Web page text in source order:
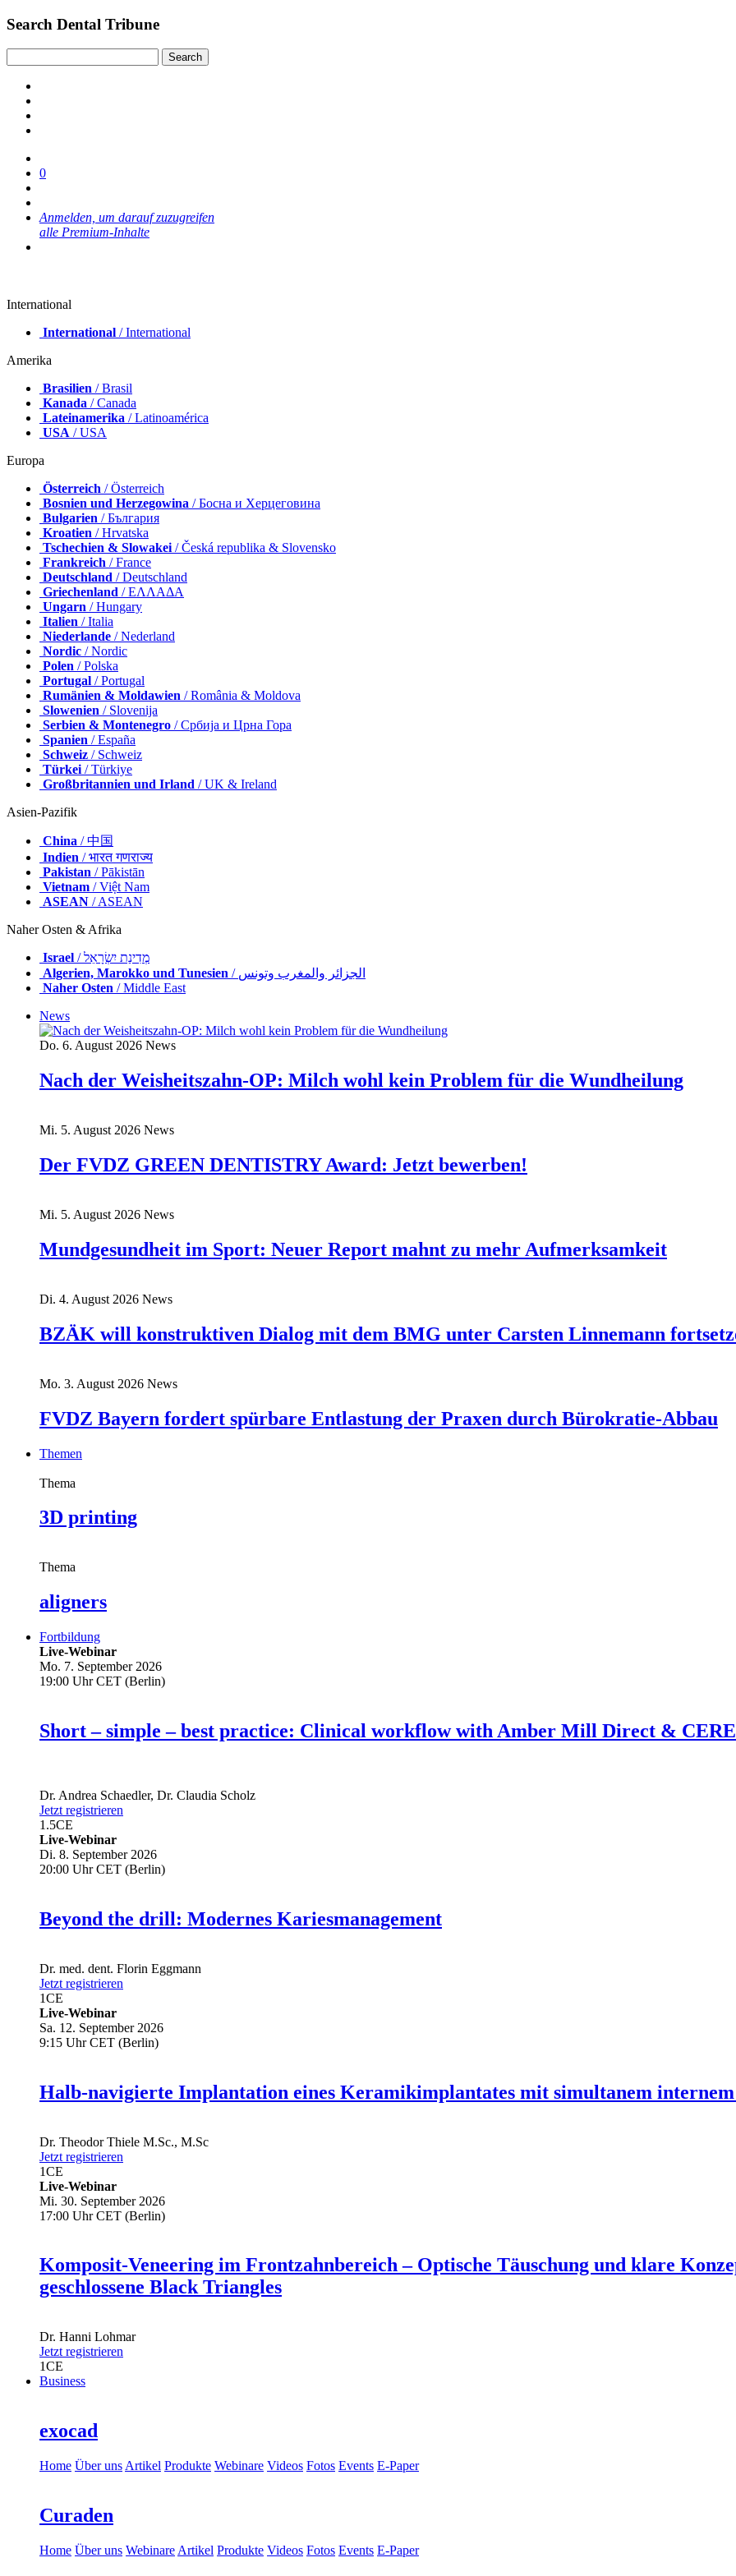
Search Dental Tribune
0
Anmelden, um darauf zuzugreifen
alle Premium-Inhalte
International
International / International
Amerika
Brasilien / Brasil
Kanada / Canada
Lateinamerika / Latinoamérica
USA / USA
Europa
Österreich / Österreich
Bosnien und Herzegowina / Босна и Херцеговина
Bulgarien / България
Kroatien / Hrvatska
Tschechien & Slowakei/ Česká republika & Slovensko
Frankreich / France
Deutschland / Deutschland
Griechenland / ΕΛΛΑΔΑ
Ungarn / Hungary
Italien / Italia
Niederlande / Nederland
Nordic / Nordic
Polen / Polska
Portugal / Portugal
Rumänien & Moldawien / România & Moldova
Slowenien / Slovenija
Serbien & Montenegro / Србија и Црна Гора
Spanien / España
Schweiz / Schweiz
Türkei/ Türkiye
Großbritannien und Irland / UK & Ireland
Asien-Pazifik
China / 中国
Indien / भारत गणराज्य
Pakistan / Pākistān
Vietnam / Việt Nam
ASEAN / ASEAN
Naher Osten & Afrika
Israel
/ מְדִינַת יִשְׂרָאֵל
Algerien, Marokko und Tunesien
/ الجزائر والمغرب وتونس
Naher Osten / Middle East
News
Do. 6. August 2026 News
Nach der Weisheitszahn-OP: Milch wohl kein Problem für die Wundheilung
Mi. 5. August 2026 News
Der FVDZ GREEN DENTISTRY Award: Jetzt bewerben!
Mi. 5. August 2026 News
Mundgesundheit im Sport: Neuer Report mahnt zu mehr Aufmerksamkeit
Di. 4. August 2026 News
BZÄK will konstruktiven Dialog mit dem BMG unter Carsten Linnemann
Mo. 3. August 2026 News
FVDZ Bayern fordert spürbare Entlastung der Praxen durch Bürokratie-Abbau
Themen
Thema
3D printing
Thema
aligners
Fortbildung
Live-Webinar
Mo. 7. September 2026
19:00 Uhr CET (Berlin)
Short – simple – best practice: Clinical workflow with Amber Mill Direct &
Dr. Andrea Schaedler, Dr. Claudia Scholz
Jetzt registrieren
1.5CE
Live-Webinar
Di. 8. September 2026
20:00 Uhr CET (Berlin)
Beyond the drill: Modernes Kariesmanagement
Dr. med. dent. Florin Eggmann
Jetzt registrieren
1CE
Live-Webinar
Sa. 12. September 2026
9:15 Uhr CET (Berlin)
Halb-navigierte Implantation eines Keramikimplantates mit simultanem
Dr. Theodor Thiele M.Sc., M.Sc
Jetzt registrieren
1CE
Live-Webinar
Mi. 30. September 2026
17:00 Uhr CET (Berlin)
Komposit-Veneering im Frontzahnbereich – Optische Täuschung und klare
geschlossene Black Triangles
Dr. Hanni Lohmar
Jetzt registrieren
1CE
Business
exocad
Home Über uns Artikel Produkte Webinare Videos Fotos Events E-Paper
Curaden
Home Über uns Webinare Artikel Produkte Videos Fotos Events E-Paper